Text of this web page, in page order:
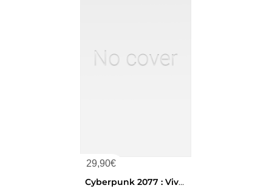
29,90€
Cyberpunk 2077 : Vivre Et Mourir A Night City : Le Making-of